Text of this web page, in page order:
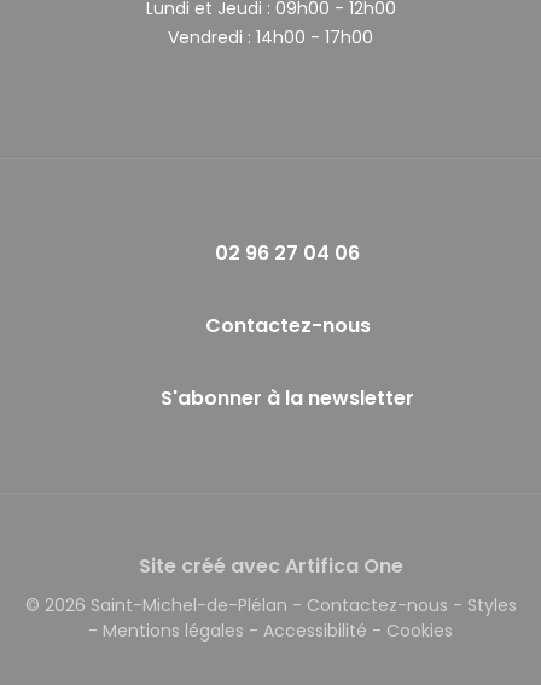
Lundi et Jeudi : 09h00 - 12h00
Vendredi : 14h00 - 17h00
02 96 27 04 06
Contactez-nous
S'abonner à la newsletter
Site créé avec Artifica One
© 2026 Saint-Michel-de-Plélan - Contactez-nous - Styles
- Mentions légales - Accessibilité - Cookies